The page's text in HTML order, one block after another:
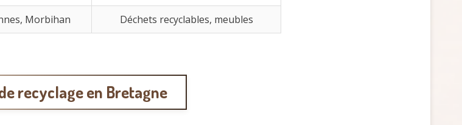
Morbihan Déchets recyclables, meubles
recyclage en Bretagne